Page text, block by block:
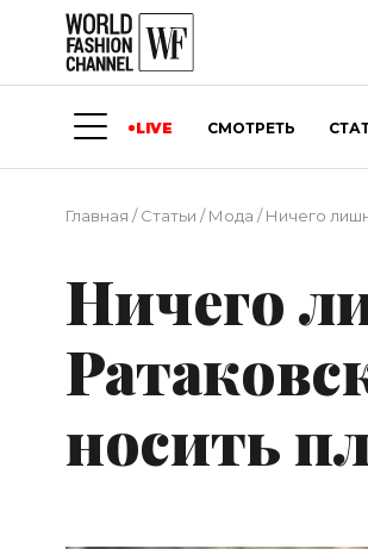
LIVE СМОТРЕТЬ
Главная /Статьи /Мода /Ничего
Ничего
носить